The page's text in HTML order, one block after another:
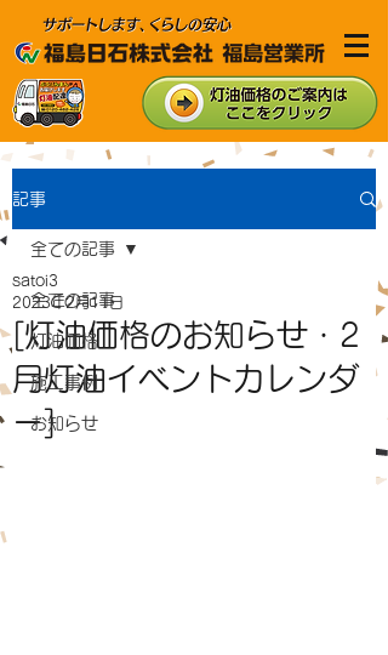
記事
全ての記事
灯油価格
施工事例
お知らせ
全ての記事
[灯油価格のお知らせ・2
月灯油イベントカレンダ
ー]
satoi3
2023年2月11日